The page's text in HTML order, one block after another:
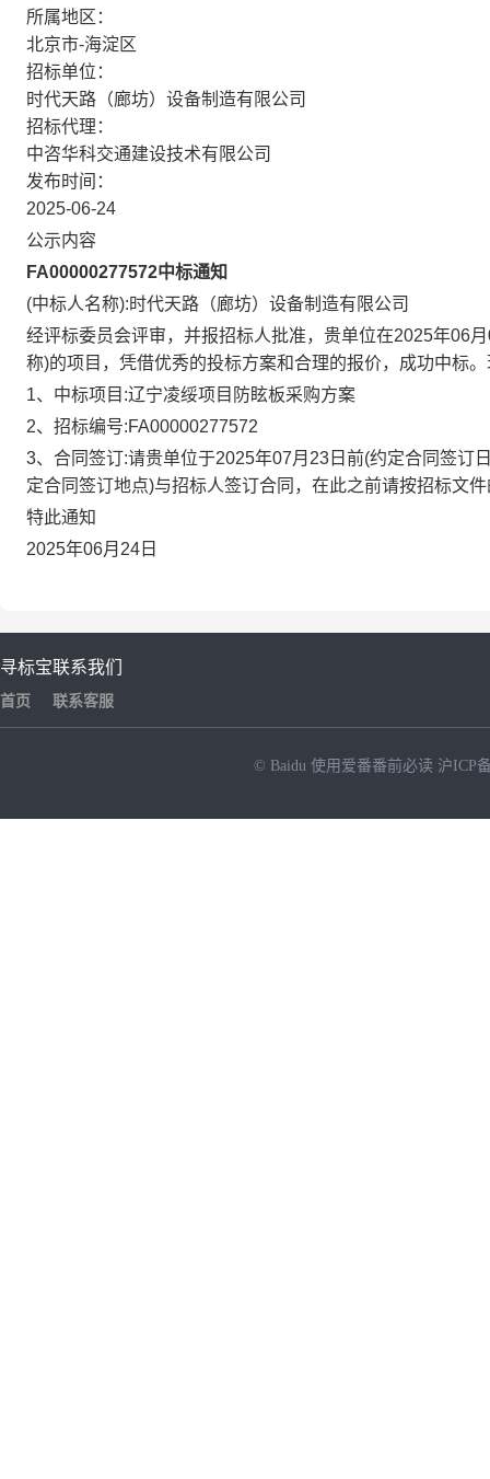
所属地区：
北京市-海淀区
招标单位：
时代天路（廊坊）设备制造有限公司
招标代理：
中咨华科交通建设技术有限公司
发布时间：
2025-06-24
公示内容
FA00000277572中标通知
(中标人名称):时代天路（廊坊）设备制造有限公司
经评标委员会评审，并报招标人批准，贵单位在2025年06
称)的项目，凭借优秀的投标方案和合理的报价，成功中标
1、中标项目:辽宁凌绥项目防眩板采购方案
2、招标编号:FA00000277572
3、合同签订:请贵单位于2025年07月23日 前(约定合同签订
定合同签订地点)与招标人签订合同，在此之前请按招标文
特此通知
2025年06月24日
寻标宝
首页
联系我们
联系客服
© Baidu 使用爱番番前必读 沪ICP